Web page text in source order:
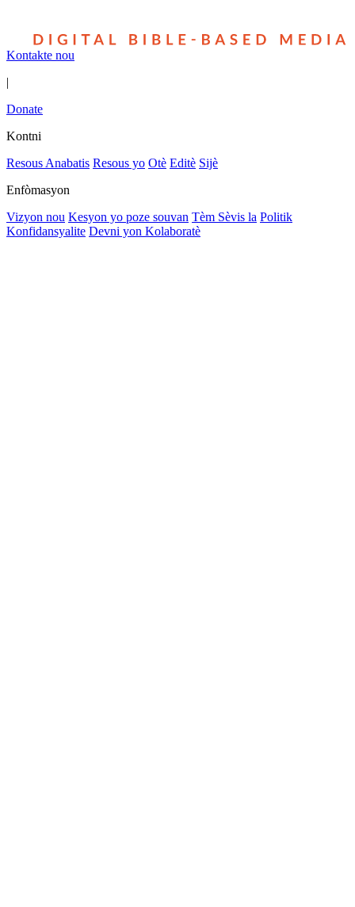
Kontakte nou
|
Donate
Kontni
Resous Anabatis Resous yo Otè Editè Sijè
Enfòmasyon
Vizyon nou Kesyon yo poze souvan Tèm Sèvis la Politik
Konfidansyalite Devni yon Kolaboratè